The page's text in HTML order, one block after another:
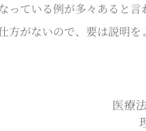
ている例が多々あると言
方がないので、要は説明を
医療